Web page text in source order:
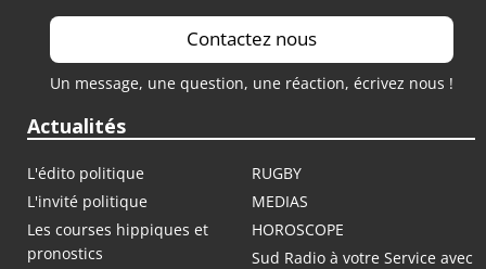
Contactez nous
Un message, une question, une réaction, écrivez nous !
Actualités
L'édito politique
RUGBY
L'invité politique
MEDIAS
Les courses hippiques et
pronostics
HOROSCOPE
Sud Radio à votre Service avec